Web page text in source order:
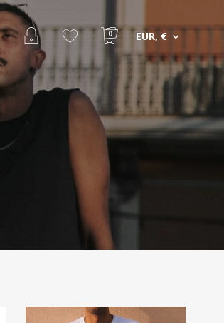
0 EUR, €